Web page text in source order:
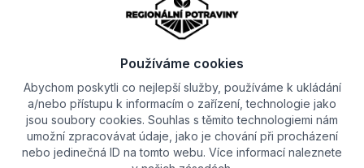
Propojujeme místní farmáře s lidmi, kteří hledají kvalitní regionální
potraviny. Objevte farmářské produkty přímo od jejich tvůrců.
Objevujte
Pro farmáře
Používáme cookies
Abychom poskytli co nejlepší služby, používáme k ukládání
a/nebo přístupu k informacím o zařízení, technologie jako
jsou soubory cookies. Souhlas s těmito technologiemi nám
umožní zpracovávat údaje, jako je chování při procházení
nebo jedinečná ID na tomto webu. Více informací naleznete